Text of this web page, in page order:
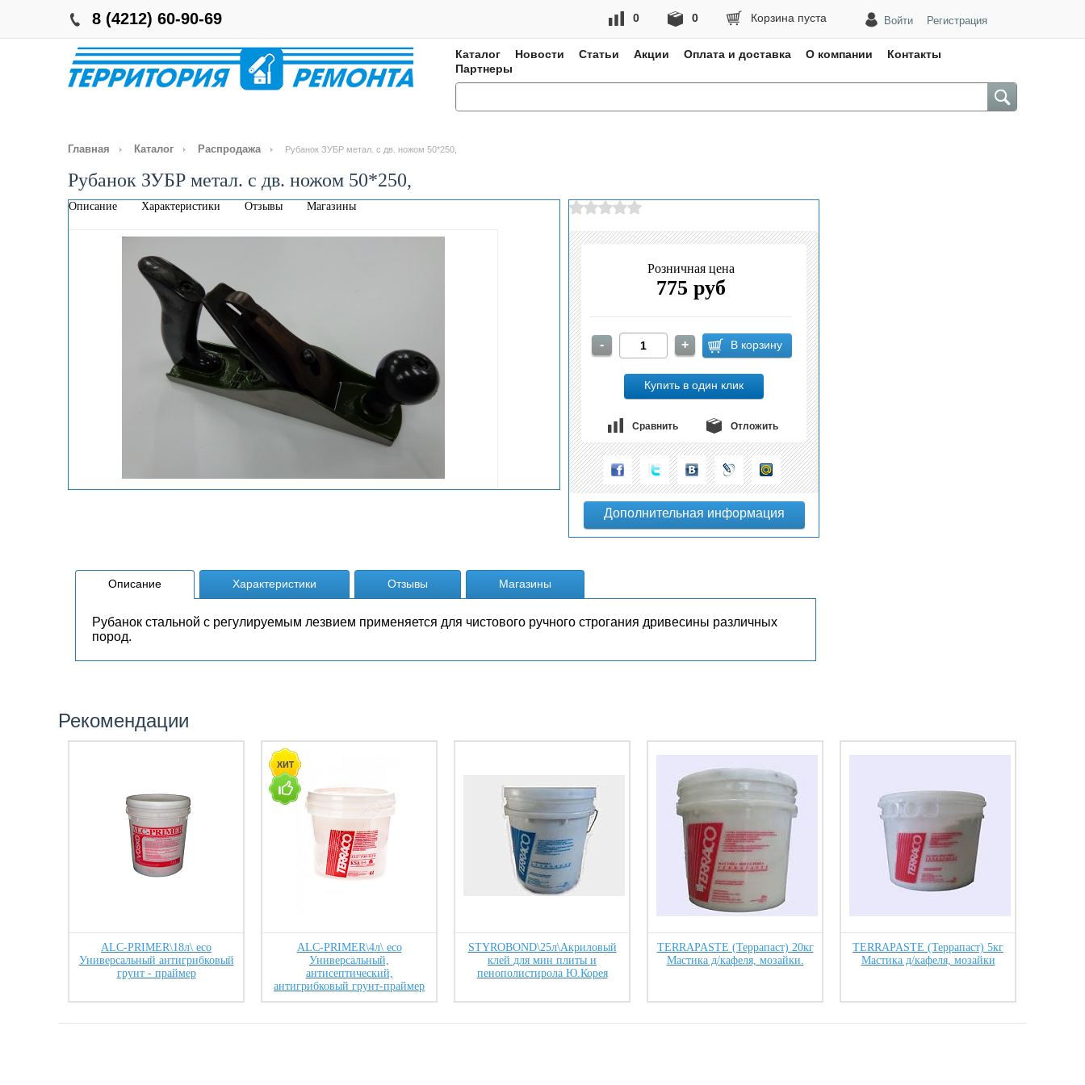
8 (4212) 60-90-69 Войти Регистрация
Корзина пуста
0
0
Каталог Новости Статьи Акции Оплата и доставка О компании
Контакты
Партнеры
Главная Каталог Распродажа Рубанок ЗУБР метал. с дв. ножом 50*250,
Рубанок ЗУБР метал. с дв. ножом 50*250,
Описание Характеристики Отзывы Магазины
Розничная цена
775 руб
Отложить
Сравнить
Описание Характеристики Отзывы Магазины
Рубанок стальной с регулируемым лезвием применяется для чистового ручного строгания дривесины различных
пород.
Рекомендации
ALC-PRIMER\18л\ eco
Универсальный антигрибковый
грунт - праймер
ALC-PRIMER\4л\ eco
Универсальный,
антисептический,
антигрибковый грунт-праймер
STYROBOND\25л\Акриловый
клей для мин плиты и
пенополистирола Ю.Корея
TERRAPASTE (Террапаст) 20кг
Мастика д/кафеля, мозайки.
TERRAPASTE (Террапаст) 5кг
Мастика д/кафеля, мозайки